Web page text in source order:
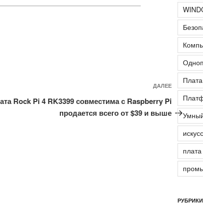
запись
ДАЛЕЕ
Rock Pi 4 RK3399 совместима с Raspberry Pi
продается всего от $39 и выше
РУБРИКИ